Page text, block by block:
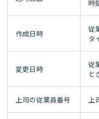
時
作成日時
従
タ
変更日時
従
と
上司の従業員番号 上